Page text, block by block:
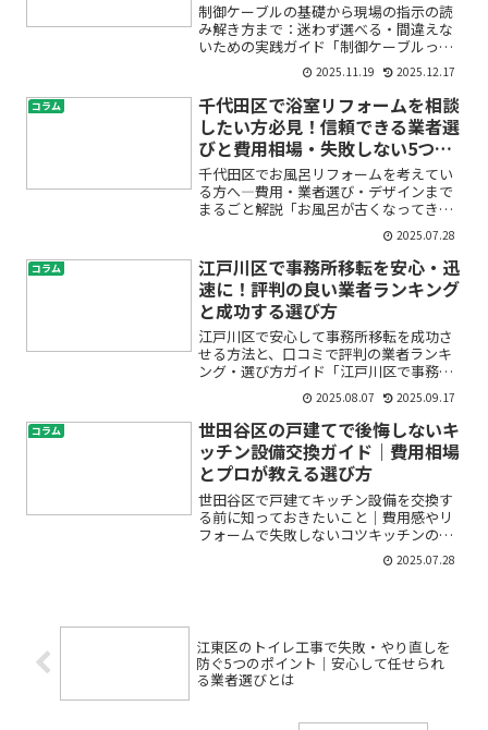
制御ケーブルの基礎から現場の指示の読
み解き方まで：迷わず選べる・間違えな
いための実践ガイド「制御ケーブルって
何？VVFやLANとどう違うの？」「図面に
『CVV 0.75sq×4C』って書いてあるけ
ど、どれを買えばいいの？」——内装や
設備の現...
2025.11.19 2025.12.17
コラム
千代田区で浴室リフォームを相談
したい方必見！信頼できる業者選
びと費用相場・失敗しない5つの
ポイント
千代田区でお風呂リフォームを考えてい
る方へ―費用・業者選び・デザインまで
まるごと解説「お風呂が古くなってき
た」「浴室リフォームをしたいけど、費
用や業者選びが不安」「どんなデザイン
が自分に合うのか分からない…」千代田
区で浴室リフォームを検討さ...
2025.07.28
コラム
江戸川区で事務所移転を安心・迅
速に！評判の良い業者ランキング
と成功する選び方
江戸川区で安心して事務所移転を成功さ
せる方法と、口コミで評判の業者ランキ
ング・選び方ガイド「江戸川区で事務所
移転を検討しているけど、何から始めれ
ばいいのか分からない」「信頼できる業
者はどう選べば失敗しないの？」「移転
にかかる費用の相場や必要...
2025.08.07 2025.09.17
コラム
世田谷区の戸建てで後悔しないキ
ッチン設備交換ガイド｜費用相場
とプロが教える選び方
世田谷区で戸建てキッチン設備を交換す
る前に知っておきたいこと｜費用感やリ
フォームで失敗しないコツキッチンの使
い勝手や見た目に不満があり、「そろそ
ろ設備を新しくしたい」と考えていませ
2025.07.28
江東区のトイレ工事で失敗・やり直しを
防ぐ5つのポイント｜安心して任せられ
る業者選びとは